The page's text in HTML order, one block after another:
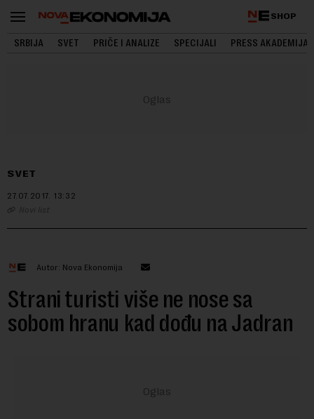
SHOP
SRBIJA SVET PRIČE I ANALIZE SPECIJALI PRESS AKADEMIJA
SVET
27.07.2017. 13:32
Novi list
Autor: Nova Ekonomija
Strani turisti više ne nose sa
sobom hranu kad dođu na Jadran